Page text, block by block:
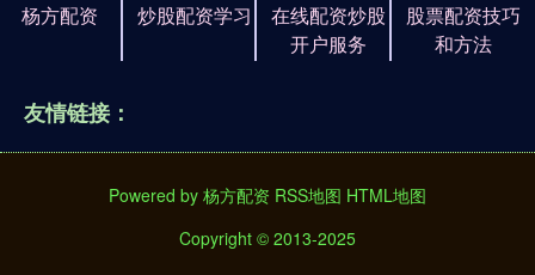
杨方配资 炒股配资学习
在线配资炒股
开户服务
股票配资技巧
和方法
友情链接：
Powered by 杨方配资 RSS地图 HTML地图
Copyright © 2013-2025